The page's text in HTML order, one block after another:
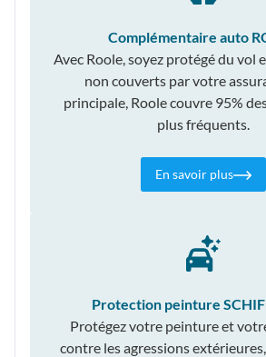
Complémentaire auto
Avec Roole, soyez protégé du vol
non couverts par votre
principale, Roole couvre 95%
plus fréquents.
En savoir plus
Protection peinture
Protégez votre peinture et
contre les agressions